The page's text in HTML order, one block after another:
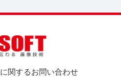
に関するお問い合わせ